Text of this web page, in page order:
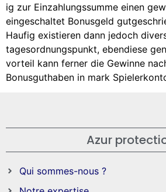
ig zur Einzahlungssumme einen
eingeschaltet Bonusgeld
Haufig existieren dann jedoch
tagesordnungspunkt, ebendiese
vorteil kann ferner die Gewinne
Bonusguthaben in mark
Azur
Qui sommes-nous ?